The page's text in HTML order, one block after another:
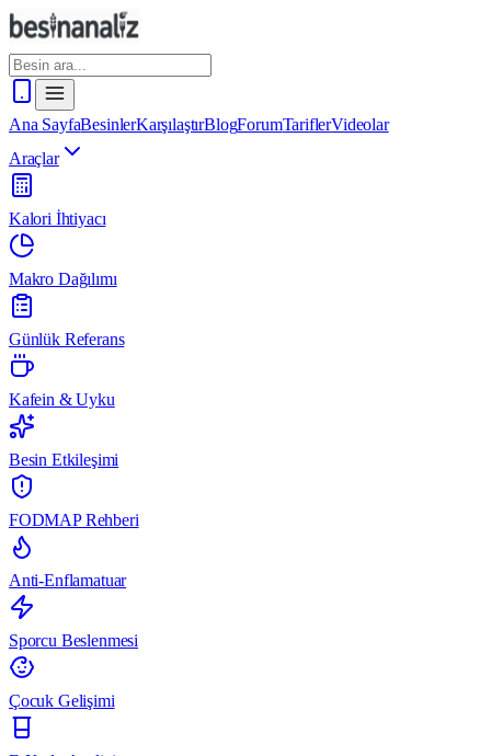
Ana SayfaBesinlerKarşılaştırBlogForumTariflerVideolar
Araçlar
Kalori İhtiyacı
Makro Dağılımı
Günlük Referans
Kafein & Uyku
Besin Etkileşimi
FODMAP Rehberi
Anti-Enflamatuar
Sporcu Beslenmesi
Çocuk Gelişimi